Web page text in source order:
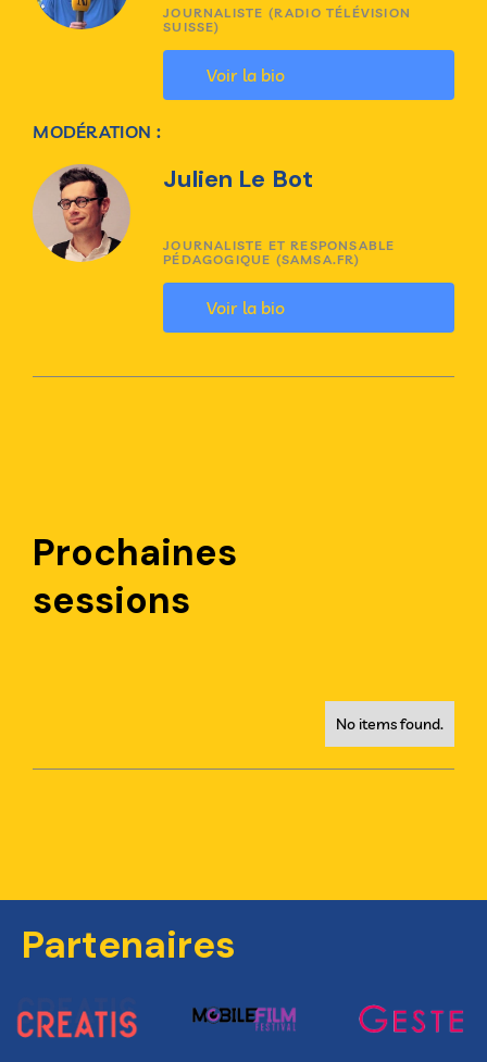
JOURNALISTE (RADIO TÉLÉVISION
SUISSE)
Voir la bio
MODÉRATION :
Julien Le Bot
JOURNALISTE ET RESPONSABLE
PÉDAGOGIQUE (SAMSA.FR)
Voir la bio
Prochaines
sessions
No items found.
Partenaires